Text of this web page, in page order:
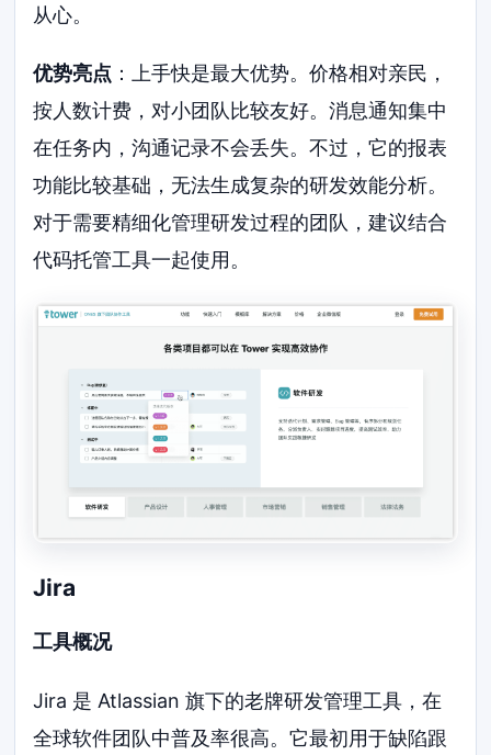
从心。
优势亮点 ：上手快是最大优势。价格相对亲民，
按人数计费，对小团队比较友好。消息通知集中
在任务内，沟通记录不会丢失。不过，它的报表
功能比较基础，无法生成复杂的研发效能分析。
对于需要精细化管理研发过程的团队，建议结合
代码托管工具一起使用。
Jira
工具概况
Jira 是 Atlassian 旗下的老牌研发管理工具，在
全球软件团队中普及率很高。它最初用于缺陷跟